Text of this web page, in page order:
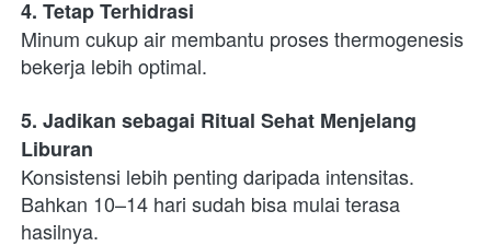
4. Tetap Terhidrasi
Minum cukup air membantu proses thermogenesis
bekerja lebih optimal.
5. Jadikan sebagai Ritual Sehat Menjelang
Liburan
Konsistensi lebih penting daripada intensitas.
Bahkan 10–14 hari sudah bisa mulai terasa
hasilnya.